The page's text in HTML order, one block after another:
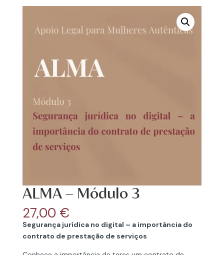
ALMA – Módulo 3
27,00 €
Segurança jurídica no digital – a importância do
contrato de prestação de serviços